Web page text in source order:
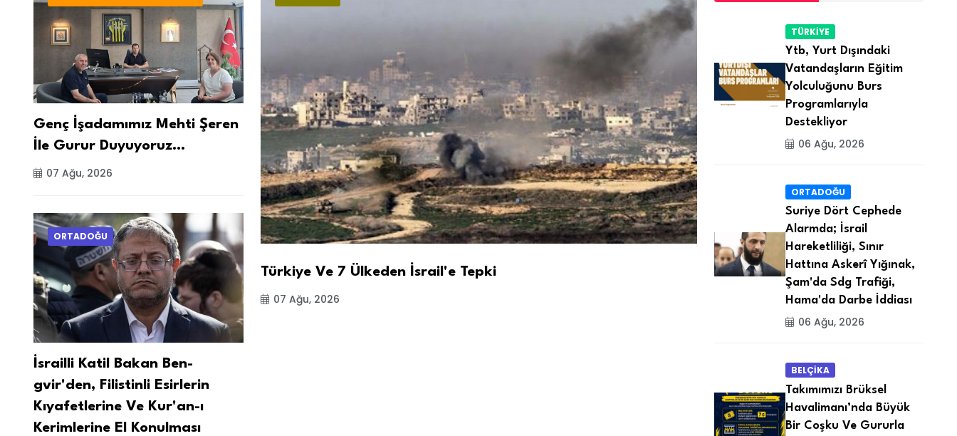
Genç İşadamımız Mehti Şeren
İle Gurur Duyuyoruz…
07 Ağu, 2026
ORTADOĞU
İsrailli Katil Bakan Ben-
gvir'den, Filistinli Esirlerin
Kıyafetlerine Ve Kur'an-ı
Kerimlerine El Konulması
Türkiye Ve 7 Ülkeden İsrail'e Tepki
07 Ağu, 2026
TÜRKİYE
Ytb, Yurt Dışındaki
Vatandaşların Eğitim
Yolculuğunu Burs
Programlarıyla
Destekliyor
06 Ağu, 2026
ORTADOĞU
Suriye Dört Cephede
Alarmda; İsrail
Hareketliliği, Sınır
Hattına Askerî Yığınak,
Şam'da Sdg Trafiği,
Hama'da Darbe İddiası
06 Ağu, 2026
BELÇİKA
Takımımızı Brüksel
Havalimanı’nda Büyük
Bir Coşku Ve Gururla